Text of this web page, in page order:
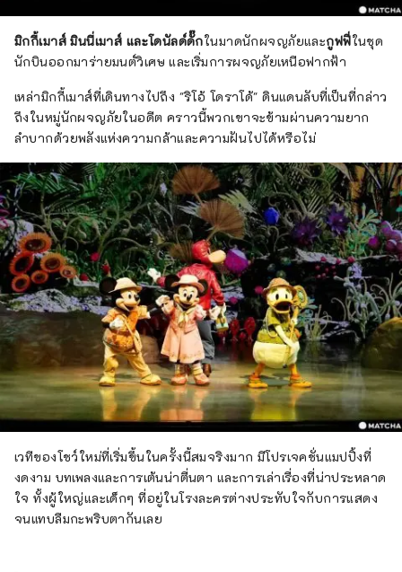
มิกกี้เมาส์ มินนี่เมาส์ และโดนัลด์ดั๊กในมาดนักผจญภัยและกูฟฟี่ในชุด
นักบินออกมาร่ายมนต์วิเศษ และเริ่มการผจญภัยเหนือฟากฟ้า
เหล่ามิกกี้เมาส์ที่เดินทางไปถึง "ริโอ้ โดราโด้" ดินแดนลับที่เป็นที่กล่าว
ถึงในหมู่นักผจญภัยในอดีต คราวนี้พวกเขาจะข้ามผ่านความยาก
ลำบากด้วยพลังแห่งความกล้าและความฝันไปได้หรือไม่
เวทีของโชว์ใหม่ที่เริ่มขึ้นในครั้งนี้สมจริงมาก มีโปรเจคชั่นแมปปิ้งที่
งดงาม บทเพลงและการเต้นน่าตื่นตา และการเล่าเรื่องที่น่าประหลาด
ใจ ทั้งผู้ใหญ่และเด็กๆ ที่อยู่ในโรงละครต่างประทับใจกับการแสดง
จนแทบลืมกะพริบตากันเลย